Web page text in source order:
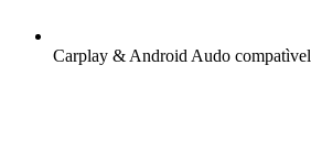
Carplay & Android Audo compatìvel